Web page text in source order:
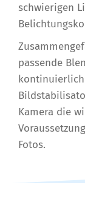
schwierigen
passende
Kamera die
Fotos.